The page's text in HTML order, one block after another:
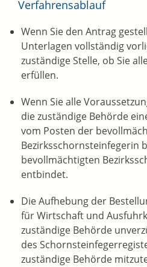
Verfahrensablauf
Wenn Sie den Antrag
Unterlagen vollständig
zuständige Stelle, ob Sie
erfüllen.
Wenn Sie alle
die zuständige Behörde
vom Posten der
Bezirksschornsteinfegerin
bevollmächtigten
entbindet.
Die Aufhebung der
für Wirtschaft und
zuständige Behörde
des
zuständige Behörde